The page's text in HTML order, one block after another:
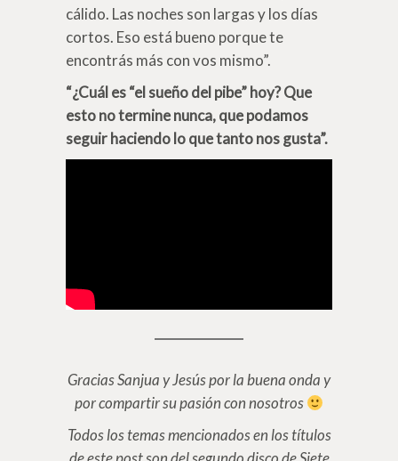
cálido. Las noches son largas y los días
cortos. Eso está bueno porque te
encontrás más con vos mismo”.
“¿Cuál es “el sueño del pibe” hoy? Que
esto no termine nunca, que podamos
seguir haciendo lo que tanto nos gusta”.
Gracias Sanjua y Jesús por la buena onda y
por compartir su pasión con nosotros
Todos los temas mencionados en los títulos